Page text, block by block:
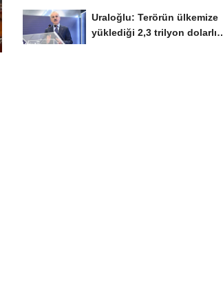
Uraloğlu: Terörün ülkemize
yüklediği 2,3 trilyon dolarlık